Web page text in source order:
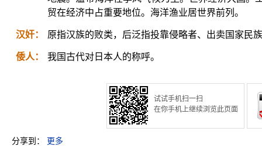
贸在经济中占重要地位。海洋渔业居世界前列。
汉奸： 原指汉族的败类，后泛指投靠侵略者、出卖国家民
倭人： 我国古代对日本人的称呼。
试试手机扫一扫
在你手机上继续浏览此页面
分享到： 更多